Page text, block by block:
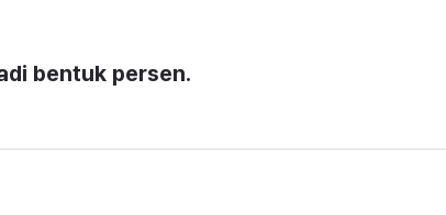
bentuk persen.